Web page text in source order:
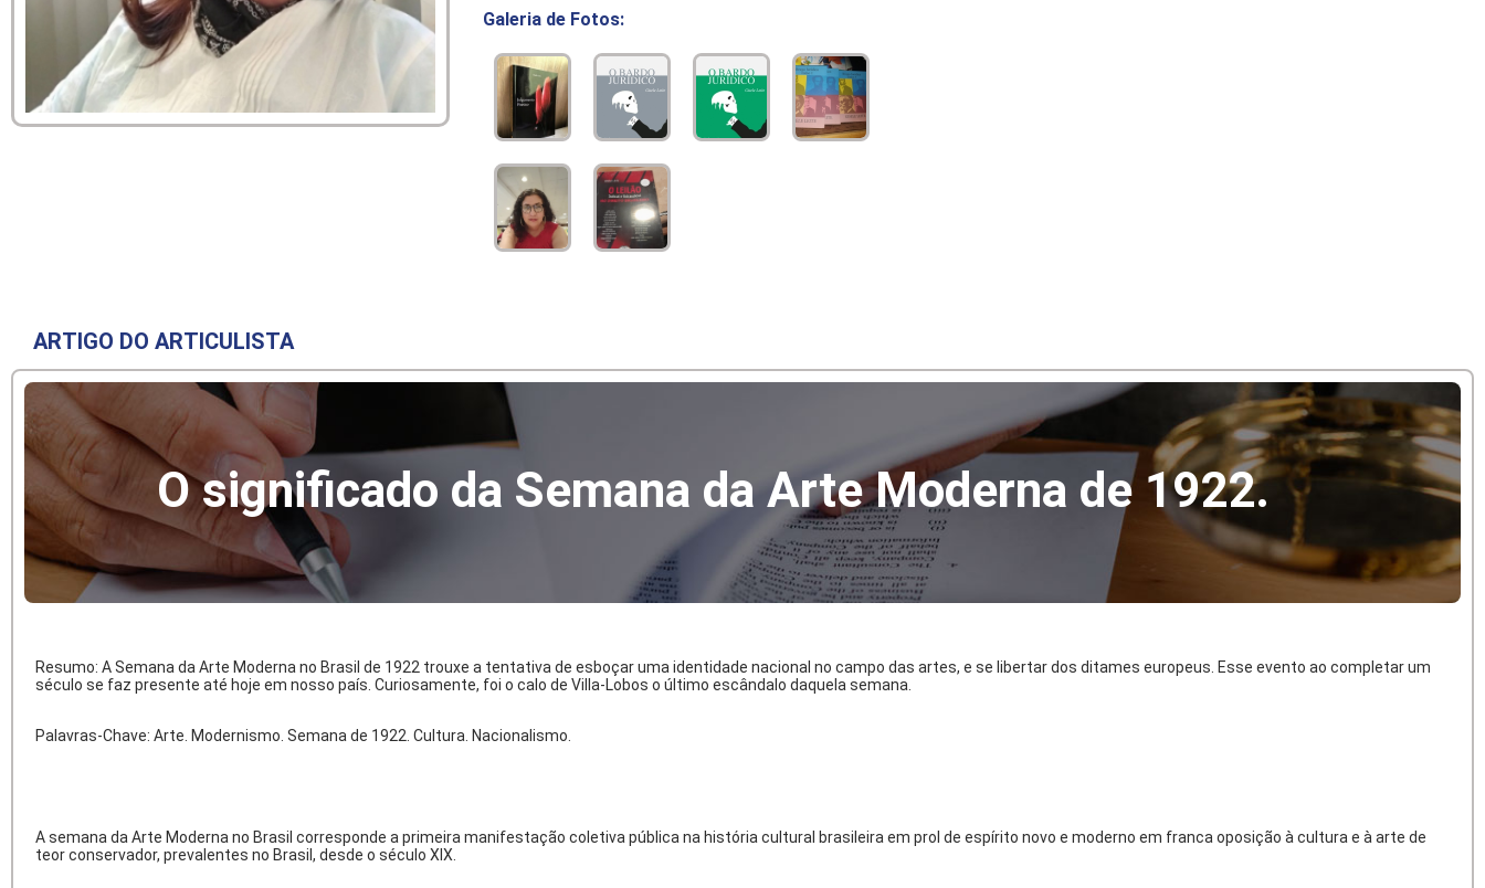
Galeria de Fotos:
ARTIGO DO ARTICULISTA
O significado da Semana da Arte Moderna de 1922.
Resumo: A Semana da Arte Moderna no Brasil de 1922 trouxe a tentativa de esboçar uma identidade nacional no campo das artes, e se libertar dos ditames europeus. Esse evento ao completar um
século se faz presente até hoje em nosso país. Curiosamente, foi o calo de Villa-Lobos o último escândalo daquela semana.
Palavras-Chave: Arte. Modernismo. Semana de 1922. Cultura. Nacionalismo.
A semana da Arte Moderna no Brasil corresponde a primeira manifestação coletiva pública na história cultural brasileira em prol de espírito novo e moderno em franca oposição à cultura e à arte de
teor conservador, prevalentes no Brasil, desde o século XIX.